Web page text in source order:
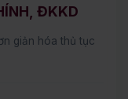
ĐKKD
giản hóa thủ tục